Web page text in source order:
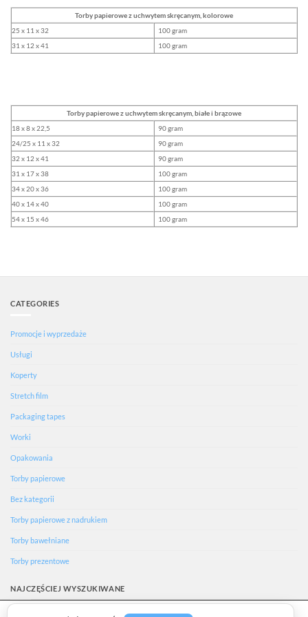
Torby papierowe z uchwytem skręcanym, kolorowe
25 x 11 x 32
100 gram
31 x 12 x 41
100 gram
Torby papierowe z uchwytem skręcanym, białe i brązowe
18 x 8 x 22,5
90 gram
24/25 x 11 x 32
90 gram
32 x 12 x 41
90 gram
31 x 17 x 38
100 gram
34 x 20 x 36
100 gram
40 x 14 x 40
100 gram
54 x 15 x 46
100 gram
CATEGORIES
Promocje i wyprzedaże
Usługi
Koperty
Stretch film
Packaging tapes
Worki
Opakowania
Torby papierowe
Bez kategorii
Torby papierowe z nadrukiem
Torby bawełniane
Torby prezentowe
NAJCZĘŚCIEJ WYSZUKIWANE